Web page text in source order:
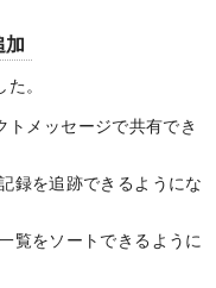
加
。
メッセージで共有でき
録を追跡できるようにな
覧をソートできるように